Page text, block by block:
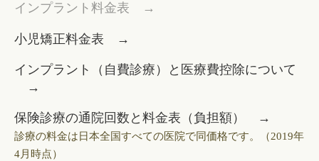
インプラント料金表
小児矯正料金表
インプラント（自費診療）と医療費控除について
保険診療の通院回数と料金表（負担額）
診療の料金は日本全国すべての医院で同価格です。（2019年
4月時点）